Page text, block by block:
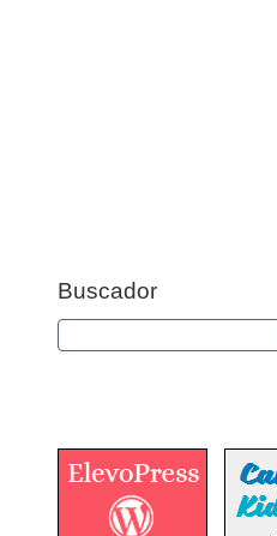
Buscador